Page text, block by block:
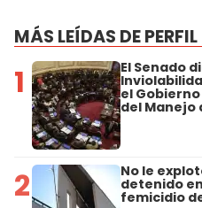
MÁS LEÍDAS DE PERFIL
1 El Senado
el
del Manejo
2 No le
detenido
femicidio